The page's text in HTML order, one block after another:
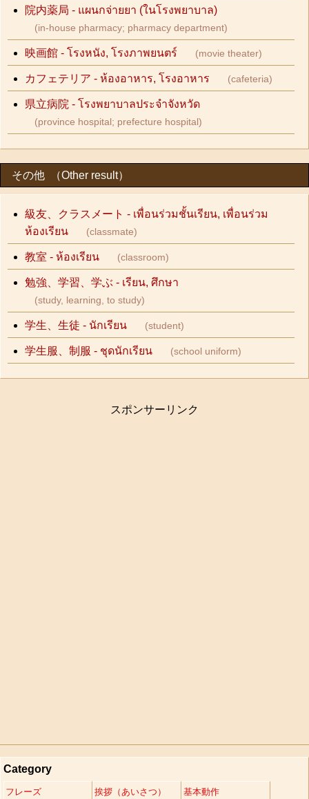
院内薬局 - แผนกจ่ายยา (ในโรงพยาบาล)
(in-house pharmacy; pharmacy department)
映画館 - โรงหนัง, โรงภาพยนตร์ (movie theater)
カフェテリア - ห้องอาหาร, โรงอาหาร (cafeteria)
県立病院 - โรงพยาบาลประจำจังหวัด
(province hospital; prefecture hospital)
その他 （Other result）
級友、クラスメート - เพื่อนร่วมชั้นเรียน, เพื่อนร่วม
ห้องเรียน
(classmate)
教室 - ห้องเรียน (classroom)
勉強、学習、学ぶ - เรียน, ศึกษา
(study, learning, to study)
学生、生徒 - นักเรียน (student)
学生服、制服 - ชุดนักเรียน (school uniform)
スポンサーリンク
Category
フレーズ 挨拶（あいさつ） 基本動作